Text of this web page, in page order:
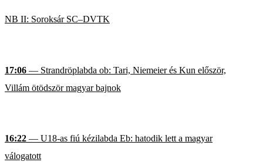
NB II: Soroksár SC–DVTK
17:06 — Strandröplabda ob: Tari, Niemeier és Kun először,
Villám ötödször magyar bajnok
16:22 — U18-as fiú kézilabda Eb: hatodik lett a magyar
válogatott